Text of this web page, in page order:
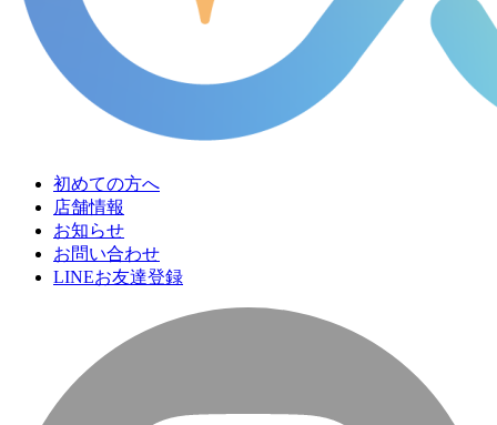
初めての方へ
店舗情報
お知らせ
お問い合わせ
LINEお友達登録